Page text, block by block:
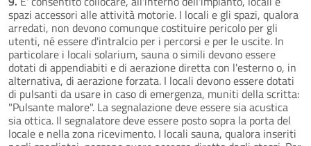
spazi accessori alle attività motorie. I locali e gli spazi, qualora
arredati, non devono comunque costituire pericolo per gli
utenti, né essere d'intralcio per i percorsi e per le uscite. In
particolare i locali solarium, sauna o simili devono essere
dotati di appendiabiti e di aerazione diretta con l'esterno o, in
alternativa, di aerazione forzata. I locali devono essere dotati
di pulsanti da usare in caso di emergenza, muniti della scritta:
"Pulsante malore". La segnalazione deve essere sia acustica
sia ottica. Il segnalatore deve essere posto sopra la porta del
locale e nella zona ricevimento. I locali sauna, qualora inseriti